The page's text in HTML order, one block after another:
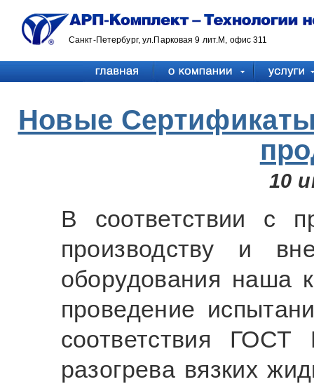
Санкт-Петербург, ул.Парковая 9 лит.М, офис 311
Новые
10
В соответствии с
производству и
оборудования наша
проведение
соответствия
разогрева вязких